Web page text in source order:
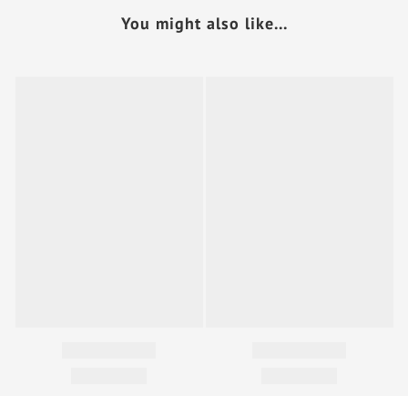
You might also like...